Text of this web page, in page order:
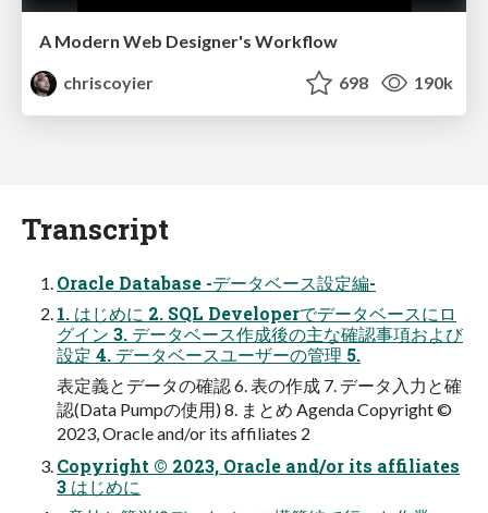
A Modern Web Designer's Workflow
chriscoyier
698 190k
Transcript
Oracle Database -データベース設定編-
1. はじめに 2. SQL Developerでデータベースにロ
グイン 3. データベース作成後の主な確認事項および
設定 4. データベースユーザーの管理 5.
表定義とデータの確認 6. 表の作成 7. データ⼊⼒と確
認(Data Pumpの使⽤) 8. まとめ Agenda Copyright ©
2023, Oracle and/or its affiliates 2
Copyright © 2023, Oracle and/or its affiliates
3 はじめに